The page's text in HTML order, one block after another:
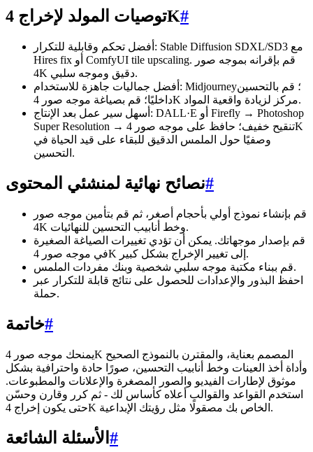
توصيات المولد لإخراج 4K#
أفضل تحكم وقابلية للتكرار: Stable Diffusion SDXL/SD3 مع
Hires fix أو ComfyUI tile upscaling. قم بإقرانه بموجه صور
4K دقيق وموجه سلبي.
أفضل جماليات جاهزة للاستخدام: Midjourney؛ قم بالتحسين
داخليًا؛ قم بصياغة موجه صور 4K مركز لزيادة واقعية المواد.
أسهل سير عمل بعد الإنتاج: DALL·E أو Firefly → Photoshop
Super Resolution → تنقيح خفيف؛ حافظ على موجه صور 4K
وصفيًا حول الملمس الدقيق للبقاء على قيد الحياة في
التحسين.
نصائح نهائية لمنشئي المحتوى#
قم بإنشاء نموذج أولي بأحجام أصغر، ثم قم بتأمين موجه صور
4K وخط أنابيب التحسين للنهائيات.
قم بإصدار موجهاتك. يمكن أن تؤدي تغييرات الصياغة الصغيرة
في موجه صور 4K إلى تغيير الإخراج بشكل كبير.
قم ببناء مكتبة موجه سلبي شخصية وبنك مفردات الملمس.
احفظ البذور والإعدادات للحصول على نتائج قابلة للتكرار عبر
حملة.
خاتمة#
يمنحك موجه صور 4K المصمم بعناية، والمقترن بالنموذج الصحيح
وأداة أخذ العينات وخط أنابيب التحسين، صورًا حادة واحترافية بشكل
موثوق لإطارات الفيديو والصور المصغرة والإعلانات والمطبوعات.
استخدم القواعد والقوالب أعلاه كأساس لك - ثم كرر وقارن وحسّن
حتى يكون إخراج 4K الخاص بك مصقولًا مثل رؤيتك الإبداعية.
الأسئلة الشائعة #